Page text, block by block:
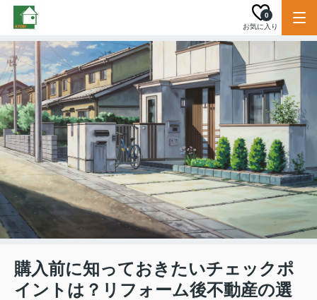
お気に入り
0
購入前に知っておきたいチェックポ
イントは？リフォーム後不動産の選